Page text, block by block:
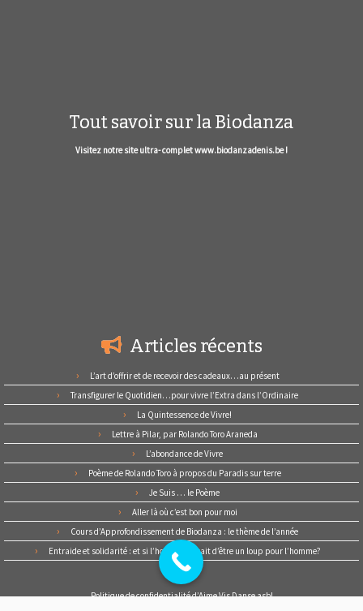
Tout savoir sur la Biodanza
Visitez notre site ultra- complet www.biodanzadenis.be !
Articles récents
L’art d’offrir et de recevoir des cadeaux…au présent
Transfigurer le Quotidien…pour vivre l’Extra dans l’Ordinaire
La Quintessence de Vivre!
Lettre à Pilar, par Rolando Toro Araneda
L’abondance de Vivre
Poème de Rolando Toro à propos du Paradis sur terre
Je Suis … le Poème
Aller là où c’est bon pour moi
Cours d’Approfondissement de Biodanza : le thème de l’année
Entraide et solidarité : et si l’homme cessait d’être un loup pour l’homme?
Politique de confidentialité d’Aime Vis Danse asbl